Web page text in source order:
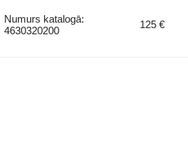
Numurs katalogā:
4630320200
125 €